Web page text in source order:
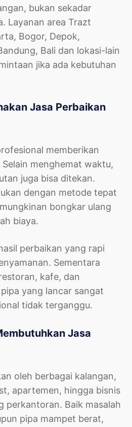
bukan sekadar
Layanan area Trazt
Bogor, Depok,
Bali dan lokasi-lain
jika ada kebutuhan
Jasa Perbaikan
memberikan
menghemat waktu,
juga bisa ditekan.
dengan metode tepat
bongkar ulang
biaya.
perbaikan yang rapi
Sementara
kafe, dan
yang lancar sangat
tidak terganggu.
Jasa
oleh berbagai kalangan,
apartemen, hingga bisnis
perkantoran. Baik masalah
pipa mampet berat,